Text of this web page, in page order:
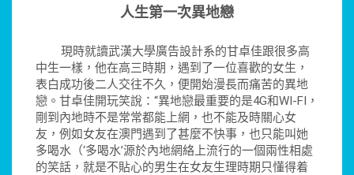
人生第一次異地戀
現時就讀武漢大學廣告設計系的甘卓佳跟很多高
中生一樣，他在高三時期，遇到了一位喜歡的女生，
表白成功後二人交往不久，便開始漫長而痛苦的異地
戀。甘卓佳開玩笑說：“異地戀最重要的是4G和WI-FI，
剛到內地時不是常常都能上網，也不能及時關心女
友，例如女友在澳門遇到了甚麼不快事，也只能叫她
多喝水（‘多喝水’源於內地網絡上流行的一個兩性相處
的笑話，就是不貼心的男生在女友生理時期只懂得着